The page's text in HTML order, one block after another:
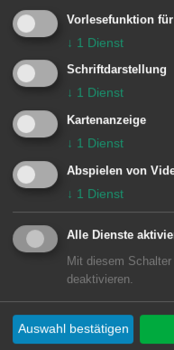
73430Aalen
07361 52-0
Öffnungszeiten
Subwebs
Direktlinks
Facebook
Instagram
Vorlesefunktion für
↓ 1 Dienst
Schriftdarstellung
↓ 1 Dienst
Kartenanzeige
↓ 1 Dienst
Abspielen von
↓ 1 Dienst
Alle Dienste
Mit diesem
deaktivieren.
Auswahl bestätigen